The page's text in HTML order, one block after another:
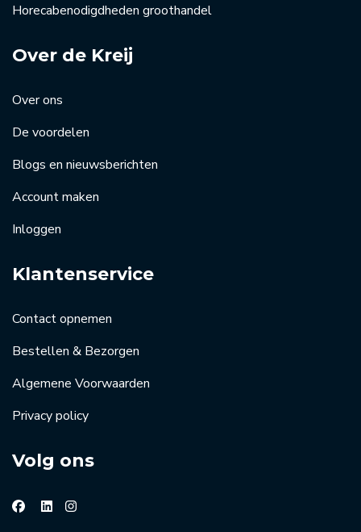
Horecabenodigdheden groothandel
Over de Kreij
Over ons
De voordelen
Blogs en nieuwsberichten
Account maken
Inloggen
Klantenservice
Contact opnemen
Bestellen & Bezorgen
Algemene Voorwaarden
Privacy policy
Volg ons